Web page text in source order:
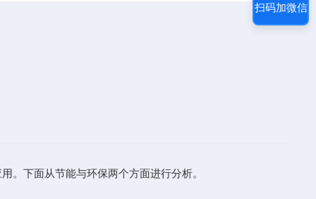
下面从节能与环保两个方面进行分析。
扫码加微信